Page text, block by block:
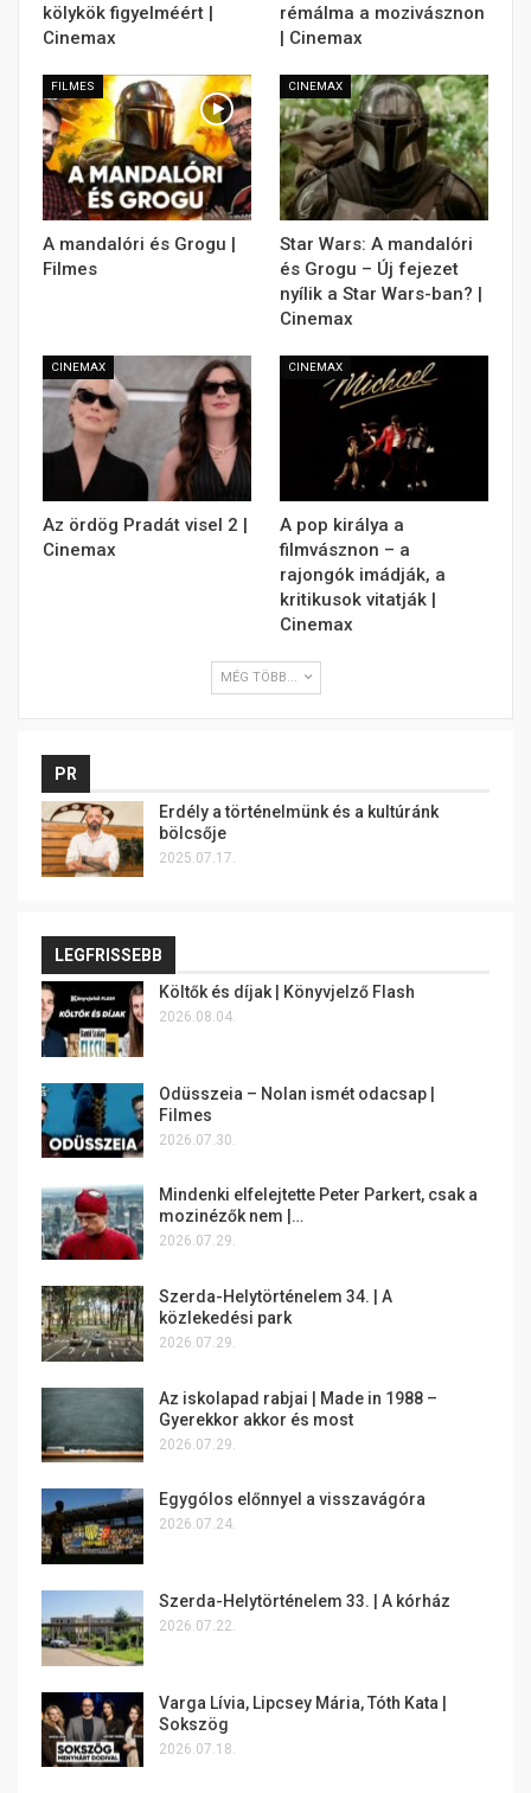
kölykök figyelméért |
Cinemax
rémálma a mozivásznon
| Cinemax
FILMES
A mandalóri és Grogu |
Filmes
CINEMAX
Star Wars: A mandalóri
és Grogu – Új fejezet
nyílik a Star Wars-ban? |
Cinemax
CINEMAX
Az ördög Pradát visel 2 |
Cinemax
CINEMAX
A pop királya a
filmvásznon – a
rajongók imádják, a
kritikusok vitatják |
Cinemax
MÉG TÖBB...
PR
Erdély a történelmünk és a kultúránk
bölcsője
2025.07.17.
LEGFRISSEBB
Költők és díjak | Könyvjelző Flash
2026.08.04.
Odüsszeia – Nolan ismét odacsap |
Filmes
2026.07.30.
Mindenki elfelejtette Peter Parkert, csak a
mozinézők nem |…
2026.07.29.
Szerda-Helytörténelem 34. | A
közlekedési park
2026.07.29.
Az iskolapad rabjai | Made in 1988 –
Gyerekkor akkor és most
2026.07.29.
Egygólos előnnyel a visszavágóra
2026.07.24.
Szerda-Helytörténelem 33. | A kórház
2026.07.22.
Varga Lívia, Lipcsey Mária, Tóth Kata |
Sokszög
2026.07.18.